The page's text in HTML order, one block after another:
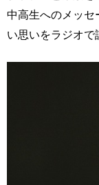
中高生へのメッセ
い思いをラジオで